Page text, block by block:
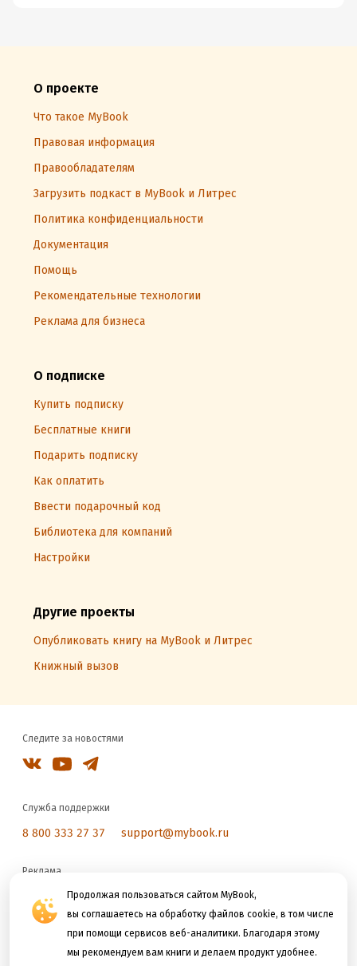
Продолжая пользоваться сайтом MyBook,
вы соглашаетесь на обработку файлов cookie, в том числе
при помощи сервисов веб-аналитики. Благодаря этому
мы рекомендуем вам книги и делаем продукт удобнее.
О проекте
Что такое MyBook
Правовая информация
Правообладателям
Загрузить подкаст в MyBook и Литрес
Политика конфиденциальности
Документация
Помощь
Рекомендательные технологии
Реклама для бизнеса
О подписке
Купить подписку
Бесплатные книги
Подарить подписку
Как оплатить
Ввести подарочный код
Библиотека для компаний
Настройки
Другие проекты
Опубликовать книгу на MyBook и Литрес
Книжный вызов
Следите за новостями
Служба поддержки
8 800 333 27 37 support@mybook.ru
Реклама
reklama@litres.ru
Мы принимаем к оплате